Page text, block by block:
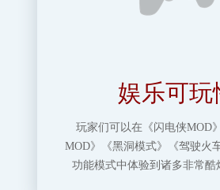
娱乐可玩
玩家们可以在《闪电侠MOD
MOD》《黑洞模式》《驾驶火
功能模式中体验到诸多非常酷